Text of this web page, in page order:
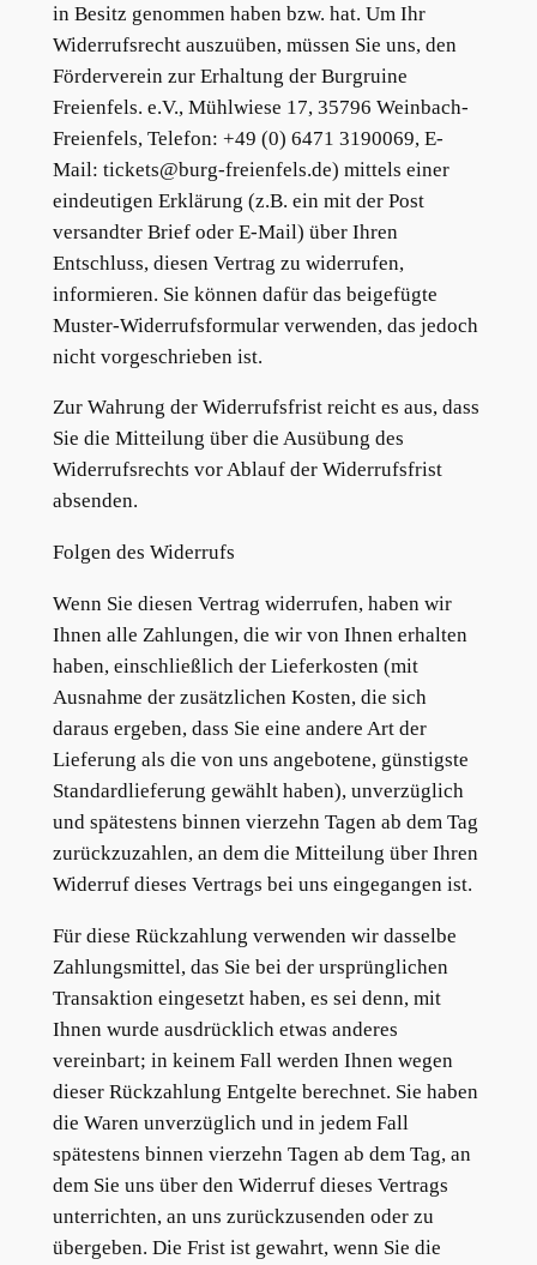
in Besitz genommen haben bzw. hat. Um Ihr
Widerrufsrecht auszuüben, müssen Sie uns, den
Förderverein zur Erhaltung der Burgruine
Freienfels. e.V., Mühlwiese 17, 35796 Weinbach-
Freienfels, Telefon: +49 (0) 6471 3190069, E-
Mail: tickets@burg-freienfels.de) mittels einer
eindeutigen Erklärung (z.B. ein mit der Post
versandter Brief oder E-Mail) über Ihren
Entschluss, diesen Vertrag zu widerrufen,
informieren. Sie können dafür das beigefügte
Muster-Widerrufsformular verwenden, das jedoch
nicht vorgeschrieben ist.
Zur Wahrung der Widerrufsfrist reicht es aus, dass
Sie die Mitteilung über die Ausübung des
Widerrufsrechts vor Ablauf der Widerrufsfrist
absenden.
Folgen des Widerrufs
Wenn Sie diesen Vertrag widerrufen, haben wir
Ihnen alle Zahlungen, die wir von Ihnen erhalten
haben, einschließlich der Lieferkosten (mit
Ausnahme der zusätzlichen Kosten, die sich
daraus ergeben, dass Sie eine andere Art der
Lieferung als die von uns angebotene, günstigste
Standardlieferung gewählt haben), unverzüglich
und spätestens binnen vierzehn Tagen ab dem Tag
zurückzuzahlen, an dem die Mitteilung über Ihren
Widerruf dieses Vertrags bei uns eingegangen ist.
Für diese Rückzahlung verwenden wir dasselbe
Zahlungsmittel, das Sie bei der ursprünglichen
Transaktion eingesetzt haben, es sei denn, mit
Ihnen wurde ausdrücklich etwas anderes
vereinbart; in keinem Fall werden Ihnen wegen
dieser Rückzahlung Entgelte berechnet. Sie haben
die Waren unverzüglich und in jedem Fall
spätestens binnen vierzehn Tagen ab dem Tag, an
dem Sie uns über den Widerruf dieses Vertrags
unterrichten, an uns zurückzusenden oder zu
übergeben. Die Frist ist gewahrt, wenn Sie die